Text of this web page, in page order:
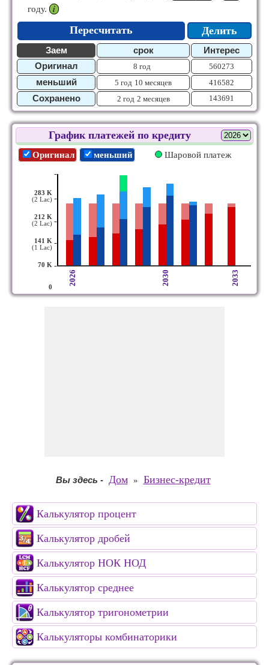
году.
𝒊
Пересчитать Делить
Заем срок
Интерес
Оригинал
8 год 560273
меньший 5 год 10 месяцев 416582
Сохранено 2 год 2 месяцев 143691
График платежей по кредиту
Оригинал меньший Шаровой платеж
283 K
(2 Lac)
212 K
(2 Lac)
141 K
(1 Lac)
70 K
0
-
-
-
-
-
2026 2030 2033
Вы здесь - Дом » Бизнес-кредит
Калькулятор процент
Калькулятор дробей
Калькулятор НОК НОД
Калькулятор среднее
Калькулятор тригонометрии
Калькуляторы комбинаторики